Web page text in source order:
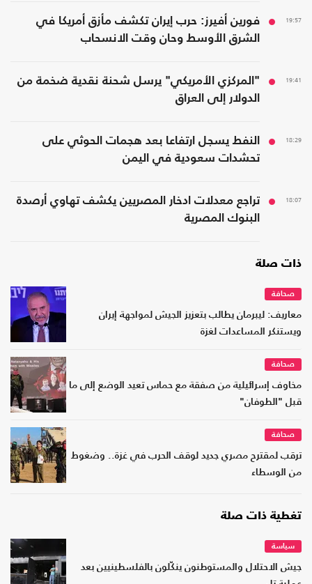
19:57
فورين أفيرز: حرب إيران تكشف مأزق أمريكا في
الشرق الأوسط وحان وقت الانسحاب
19:41
"المركزي الأمريكي" يرسل شحنة نقدية ضخمة من
الدولار إلى العراق
18:29
النفط يسجل ارتفاعا بعد هجمات الحوثي على
تحشدات سعودية في اليمن
18:07
تراجع معدلات ادخار المصريين يكشف تهاوي أرصدة
البنوك المصرية
ذات صلة
صحافة
معاريف: ليبرمان يطالب بتعزيز الجيش لمواجهة إيران
ويستنكر المساعدات لغزة
صحافة
مخاوف إسرائيلية من صفقة مع حماس تعيد الوضع إلى ما
قبل "الطوفان"
صحافة
ترقب لمقترح مصري جديد لوقف الحرب في غزة.. وضغوط
من الوسطاء
تغطية ذات صلة
سياسة
جيش الاحتلال والمستوطنون ينكّلون بالفلسطينيين بعد